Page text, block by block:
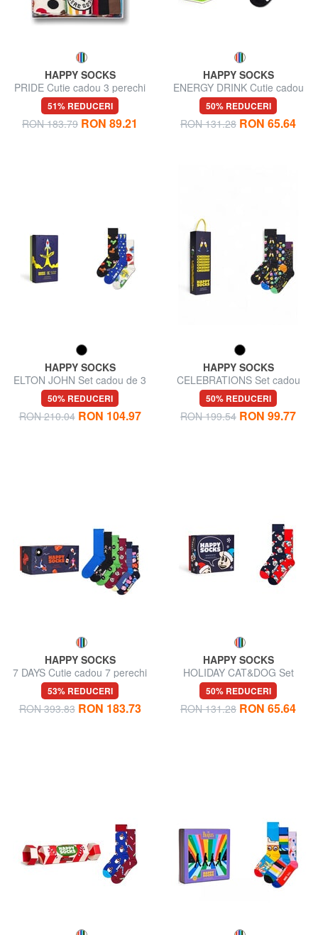
HAPPY SOCKS
PRIDE Cutie cadou 3 perechi
de șosete
51% REDUCERI
RON 183.79 RON 89.21
HAPPY SOCKS
ENERGY DRINK Cutie cadou
2 perechi de șosete
50% REDUCERI
RON 131.28 RON 65.64
HAPPY SOCKS
ELTON JOHN Set cadou de 3
perechi de șosete
50% REDUCERI
RON 210.04 RON 104.97
HAPPY SOCKS
CELEBRATIONS Set cadou
de 3 perechi de șosete
50% REDUCERI
RON 199.54 RON 99.77
HAPPY SOCKS
7 DAYS Cutie cadou 7 perechi
de șosete
53% REDUCERI
RON 393.83 RON 183.73
HAPPY SOCKS
HOLIDAY CAT&DOG Set
cadou de 2 perechi de șosete
50% REDUCERI
RON 131.28 RON 65.64